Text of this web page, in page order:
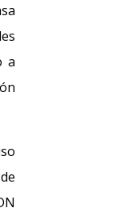
a